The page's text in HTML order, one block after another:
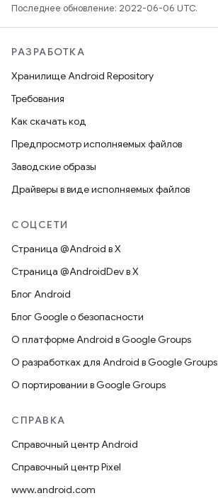
Последнее обновление: 2022-06-06 UTC.
РАЗРАБОТКА
Хранилище Android Repository
Требования
Как скачать код
Предпросмотр исполняемых файлов
Заводские образы
Драйверы в виде исполняемых файлов
СОЦСЕТИ
Страница @Android в X
Страница @AndroidDev в X
Блог Android
Блог Google о безопасности
О платформе Android в Google Groups
О разработках для Android в Google Groups
О портировании в Google Groups
СПРАВКА
Справочный центр Android
Справочный центр Pixel
www.android.com